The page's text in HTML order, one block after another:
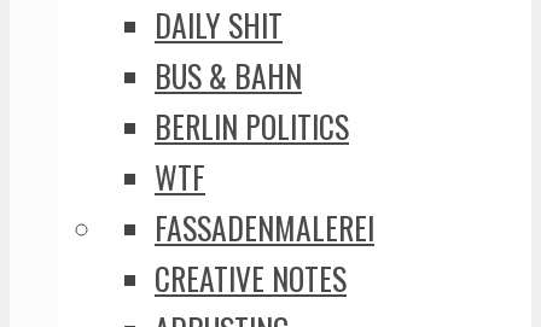
DAILY SHIT
BUS & BAHN
BERLIN POLITICS
WTF
FASSADENMALEREI
CREATIVE NOTES